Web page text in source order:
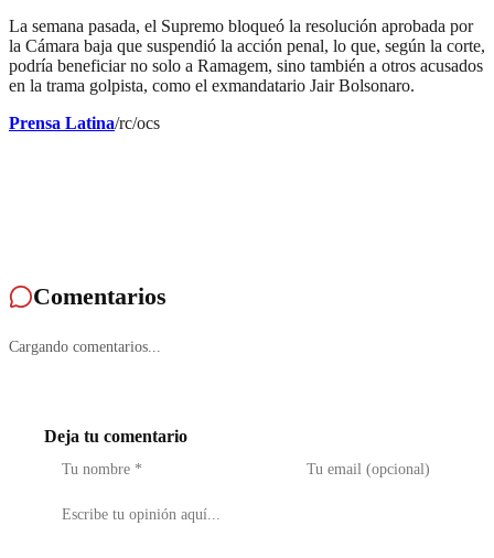
La semana pasada, el Supremo bloqueó la resolución aprobada por
la Cámara baja que suspendió la acción penal, lo que, según la corte,
podría beneficiar no solo a Ramagem, sino también a otros acusados
en la trama golpista, como el exmandatario Jair Bolsonaro.
Prensa Latina/rc/ocs
Comentarios
Cargando comentarios...
Deja tu comentario